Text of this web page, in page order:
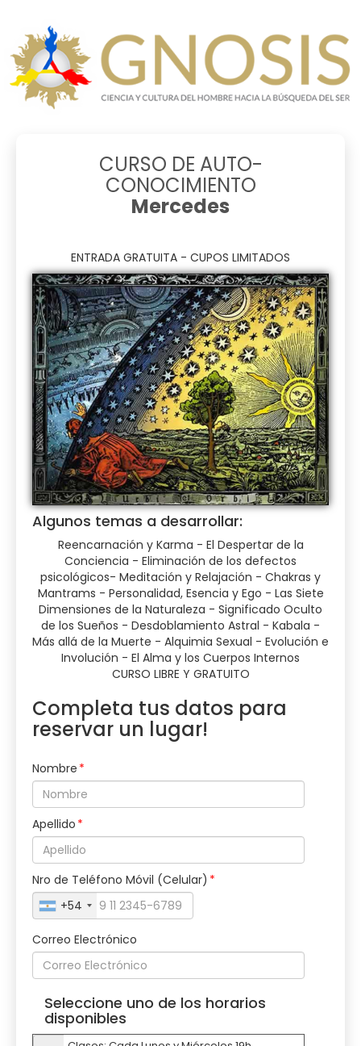
CURSO DE AUTO-
CONOCIMIENTO
Mercedes
ENTRADA GRATUITA - CUPOS LIMITADOS
Algunos temas a desarrollar:
Reencarnación y Karma - El Despertar de la
Conciencia - Eliminación de los defectos
psicológicos- Meditación y Relajación - Chakras y
Mantrams - Personalidad, Esencia y Ego - Las Siete
Dimensiones de la Naturaleza - Significado Oculto
de los Sueños - Desdoblamiento Astral - Kabala -
Más allá de la Muerte - Alquimia Sexual - Evolución e
Involución - El Alma y los Cuerpos Internos
CURSO LIBRE Y GRATUITO
Completa tus datos para
reservar un lugar!
Nombre
Apellido
Nro de Teléfono Móvil (Celular)
+54
Correo Electrónico
Seleccione uno de los horarios
disponibles